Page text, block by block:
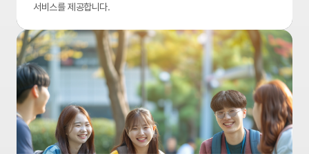
초·중·고이미지
서비스를 제공합니다.